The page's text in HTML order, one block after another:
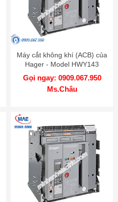
Máy cắt không khí (ACB) của
Hager - Model HWY143
Gọi ngay: 0909.067.950
Ms.Châu